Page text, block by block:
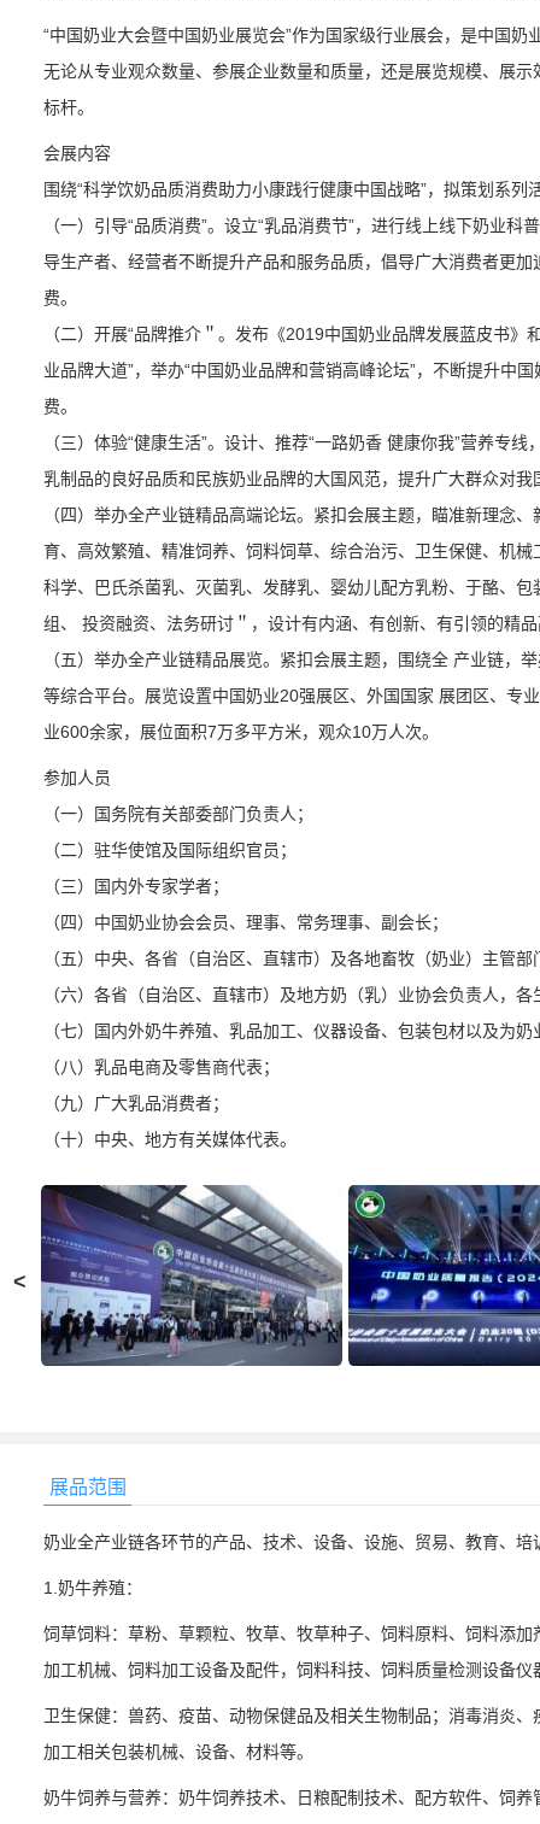
“中国奶业大会暨中国奶业展览会”作为国家级行业展会，是中国
无论从专业观众数量、参展企业数量和质量，还是展览规模、展
标杆。
会展内容
围绕“科学饮奶品质消费助力小康践行健康中国战略”，拟策划系列
（一）引导“品质消费”。设立“乳品消费节”，进行线上线下奶业
导生产者、经营者不断提升产品和服务品质，倡导广大消费者更
费。
（二）开展“品牌推介＂。发布《2019中国奶业品牌发展蓝皮书
业品牌大道”，举办“中国奶业品牌和营销高峰论坛”，不断提升中
费。
（三）体验“健康生活”。设计、推荐“一路奶香 健康你我”营养专
乳制品的良好品质和民族奶业品牌的大国风范，提升广大群众对我
（四）举办全产业链精品高端论坛。紧扣会展主题，瞄准新理念
育、高效繁殖、精准饲养、饲料饲草、综合治污、卫生保健、机
科学、巴氏杀菌乳、灭菌乳、发酵乳、婴幼儿配方乳粉、于酪、
组、 投资融资、法务研讨＂，设计有内涵、有创新、有引领的精
（五）举办全产业链精品展览。紧扣会展主题，围绕全 产业链，
等综合平台。展览设置中国奶业20强展区、外国国家 展团区、专
业600余家，展位面积7万多平方米，观众10万人次。
参加人员
（一）国务院有关部委部门负责人；
（二）驻华使馆及国际组织官员；
（三）国内外专家学者；
（四）中国奶业协会会员、理事、常务理事、副会长；
（五）中央、各省（自治区、直辖市）及各地畜牧（奶业）主管
（六）各省（自治区、直辖市）及地方奶（乳）业协会负责人，
（七）国内外奶牛养殖、乳品加工、仪器设备、包装包材以及为
（八）乳品电商及零售商代表；
（九）广大乳品消费者；
（十）中央、地方有关媒体代表。
<
展品范围
奶业全产业链各环节的产品、技术、设备、设施、贸易、教育、培
1.奶牛养殖：
饲草饲料：草粉、草颗粒、牧草、牧草种子、饲料原料、饲料添
加工机械、饲料加工设备及配件，饲料科技、饲料质量检测设备仪
卫生保健：兽药、疫苗、动物保健品及相关生物制品；消毒消炎
加工相关包装机械、设备、材料等。
奶牛饲养与营养：奶牛饲养技术、日粮配制技术、配方软件、饲养